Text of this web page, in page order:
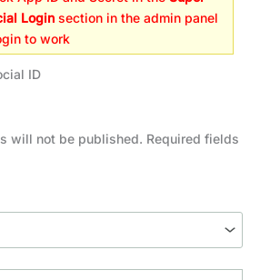
Login section in the admin panel
to work
ID
will not be published. Required fields